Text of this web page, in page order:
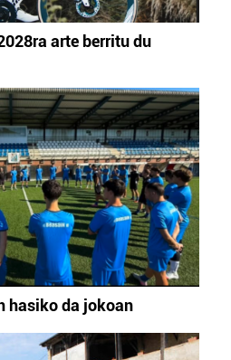
arte berritu du
hasiko da jokoan